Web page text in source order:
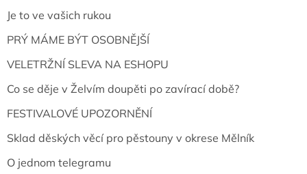
Je to ve vašich rukou
PRÝ MÁME BÝT OSOBNĚJŠÍ
VELETRŽNÍ SLEVA NA ESHOPU
Co se děje v Želvím doupěti po zavírací době?
FESTIVALOVÉ UPOZORNĚNÍ
Sklad děských věcí pro pěstouny v okrese Mělník
O jednom telegramu